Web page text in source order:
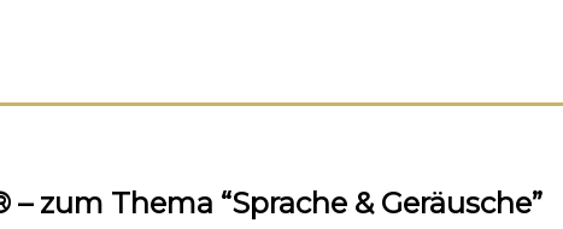
– zum Thema “Sprache & Geräusche”